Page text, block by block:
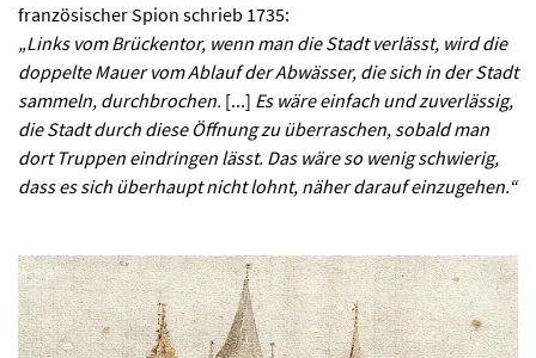
französischer Spion schrieb 1735:
„Links vom Brückentor, wenn man die Stadt verlässt, wird die
doppelte Mauer vom Ablauf der Abwässer, die sich in der Stadt
sammeln, durchbrochen. [...] Es wäre einfach und zuverlässig,
die Stadt durch diese Öffnung zu überraschen, sobald man
dort Truppen eindringen lässt. Das wäre so wenig schwierig,
dass es sich überhaupt nicht lohnt, näher darauf einzugehen.“